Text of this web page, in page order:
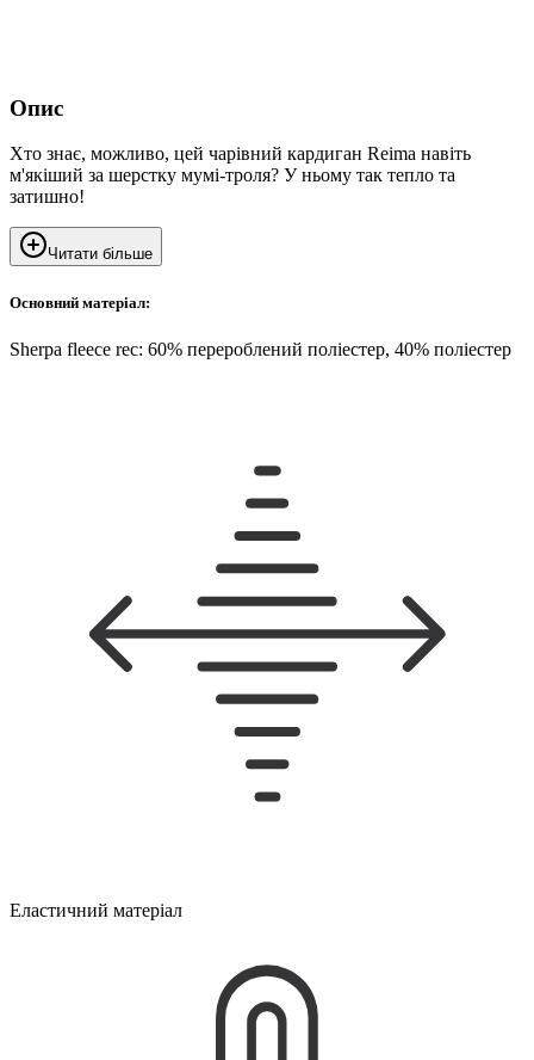
Опис
Хто знає, можливо, цей чарівний кардиган Reima навіть
м'якіший за шерстку мумі-троля? У ньому так тепло та
затишно!
Читати більше
Основний матеріал:
Sherpa fleece rec: 60% перероблений поліестер, 40% поліестер
Еластичний матеріал